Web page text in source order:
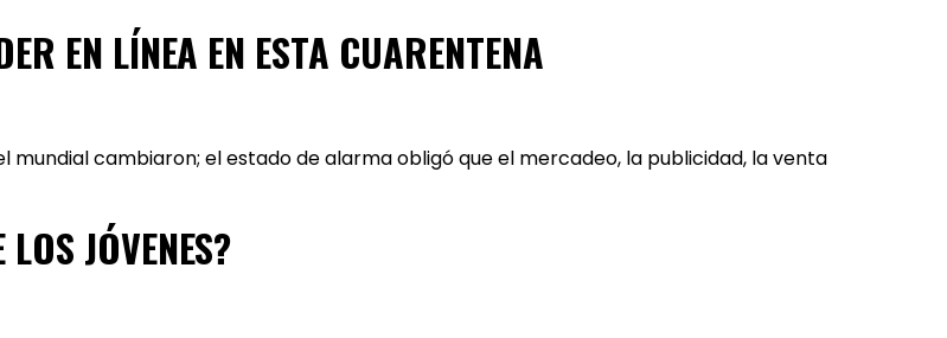
EN LÍNEA EN ESTA CUARENTENA
mundial cambiaron; el estado de alarma obligó que el mercadeo, la publicidad, la venta
JÓVENES?